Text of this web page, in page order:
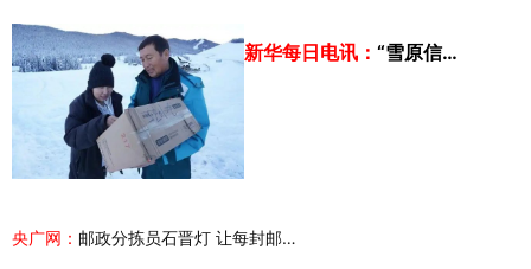
新华每日电讯：“雪原信…
央广网： 邮政分拣员石晋灯 让每封邮…